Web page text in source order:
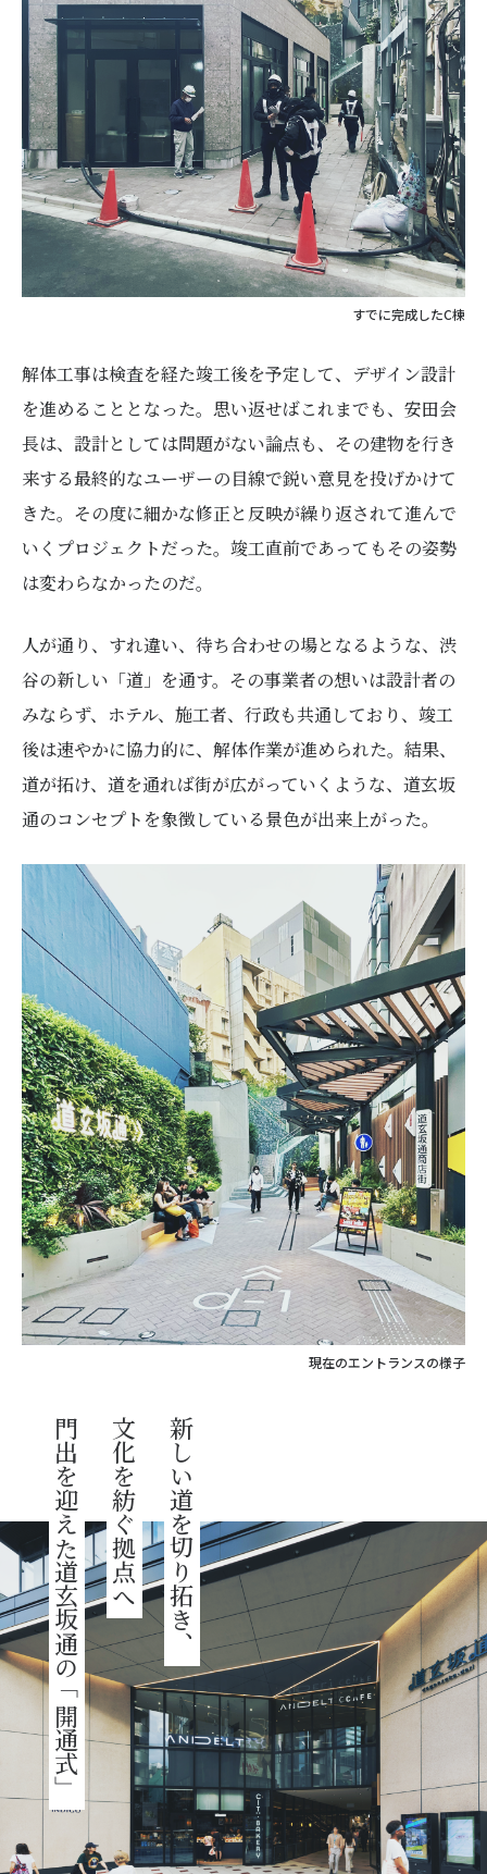
すでに完成したC棟
解体工事は検査を経た竣工後を予定して、デザイン設計
を進めることとなった。思い返せばこれまでも、安田会
長は、設計としては問題がない論点も、その建物を行き
来する最終的なユーザーの目線で鋭い意見を投げかけて
きた。その度に細かな修正と反映が繰り返されて進んで
いくプロジェクトだった。竣工直前であってもその姿勢
は変わらなかったのだ。
人が通り、すれ違い、待ち合わせの場となるような、渋
谷の新しい「道」を通す。その事業者の想いは設計者の
みならず、ホテル、施工者、行政も共通しており、竣工
後は速やかに協力的に、解体作業が進められた。結果、
道が拓け、道を通れば街が広がっていくような、道玄坂
通のコンセプトを象徴している景色が出来上がった。
現在のエントランスの様子
新しい道を切り拓き、
文化を紡ぐ拠点へ
門出を迎えた道玄坂通の「開通式」